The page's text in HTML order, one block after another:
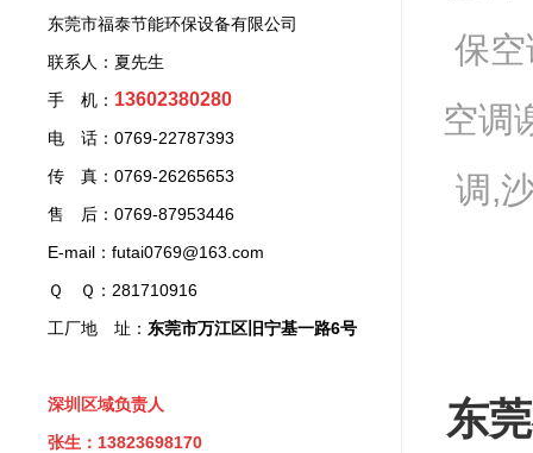
保
空调
调,
东
东莞市福泰节能环保设备有限公司
联系人：夏先生
手 机： 13602380280
电 话：0769-22787393
传 真：0769-26265653
售 后：0769-87953446
E-mail：futai0769@163.com
Ｑ Ｑ：281710916
工厂地 址： 东莞市万江区旧宁基一路6号
深圳区域负责人
张生：13823698170